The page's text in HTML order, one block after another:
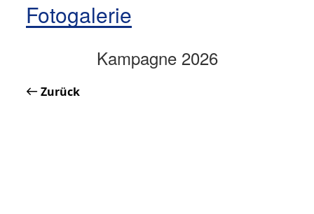
Fotogalerie
Kampagne 2026
Zurück